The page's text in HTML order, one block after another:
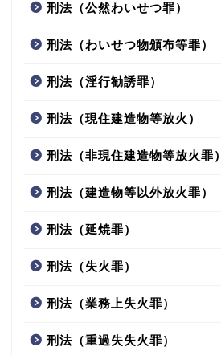
刑法（公然わいせつ罪）
刑法（わいせつ物頒布等罪）
刑法（淫行勧誘罪）
刑法（現住建造物等放火）
刑法（非現住建造物等放火罪）
刑法（建造物等以外放火罪）
刑法（延焼罪）
刑法（失火罪）
刑法（業務上失火罪）
刑法（重過失失火罪）